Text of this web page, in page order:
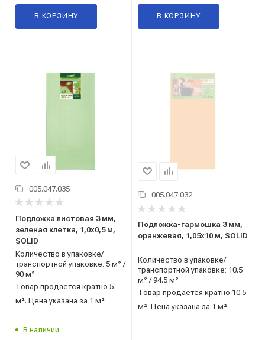
В КОРЗИНУ В КОРЗИНУ
005.047.035
Подложка листовая 3 мм,
зеленая клетка, 1,0x0,5 м,
SOLID
Количество в упаковке/
транспортной упаковке: 5 м² /
90 м²
Товар продается кратно 5
м². Цена указана за 1 м²
В наличии
005.047.032
Подложка-гармошка 3 мм,
оранжевая, 1,05x10 м, SOLID
Количество в упаковке/
транспортной упаковке: 10.5
м² / 94.5 м²
Товар продается кратно 10.5
м². Цена указана за 1 м²